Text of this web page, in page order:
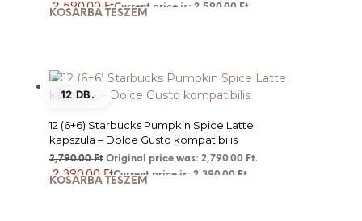
2,590.00 FtCurrent price is: 2,590.00 Ft.
KOSÁRBA TESZEM
12 DB.
12 (6+6) Starbucks Pumpkin Spice Latte
kapszula – Dolce Gusto kompatibilis
2,790.00Ft Original price was: 2,790.00 Ft.
2,390.00 FtCurrent price is: 2,390.00 Ft.
KOSÁRBA TESZEM